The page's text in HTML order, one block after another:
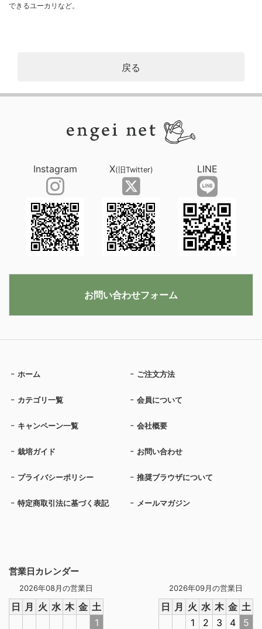
できるユーカリなど。
戻る
営業日カレンダー
2026年08月の営業日
日 月 火 水 木 金 土
1
2026年09月の営業日
日 月 火 水 木 金 土
1
2 3 4 5
ホーム ご注文方法
カテゴリ一覧 会員について
キャンペーン一覧 会社概要
栽培ガイド お問い合わせ
プライバシーポリシー 推奨ブラウザについて
特定商取引法に基づく表記 メールマガジン
Instagram X(旧Twitter) LINE
お問い合わせフォーム